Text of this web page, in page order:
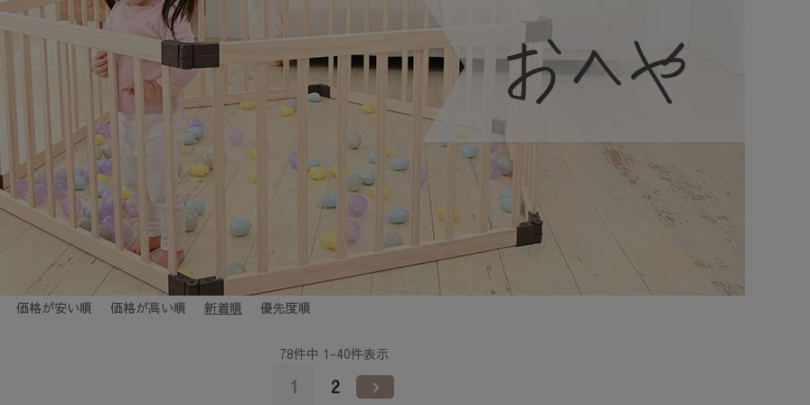
価格が安い順 価格が高い順 新着順 優先度順
78件中 1 -40件表示
1 2